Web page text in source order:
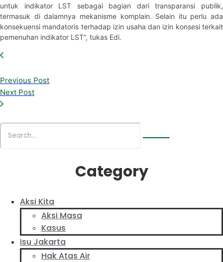
untuk indikator LST sebagai bagian dari transparansi publik,
termasuk di dalamnya mekanisme komplain. Selain itu perlu ada
konsekuensi mandatoris terhadap izin usaha dan izin konsesi terkait
pemenuhan indikator LST”, tukas Edi.
Previous Post
Next Post
Category
Aksi Kita
Aksi Masa
Kasus
Isu Jakarta
Hak Atas Air